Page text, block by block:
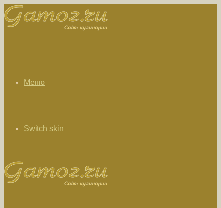
Меню
Switch skin